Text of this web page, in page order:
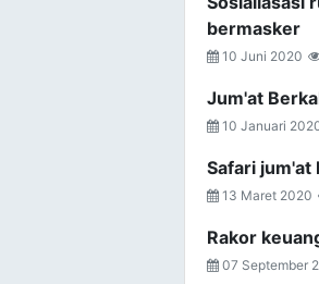
bermasker
10 Juni 2020
Jum'at
10 Januari
Safari jum'at
13 Maret 2020
Rakor
07 September